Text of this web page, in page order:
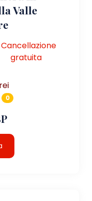
Valle
gratuita
0